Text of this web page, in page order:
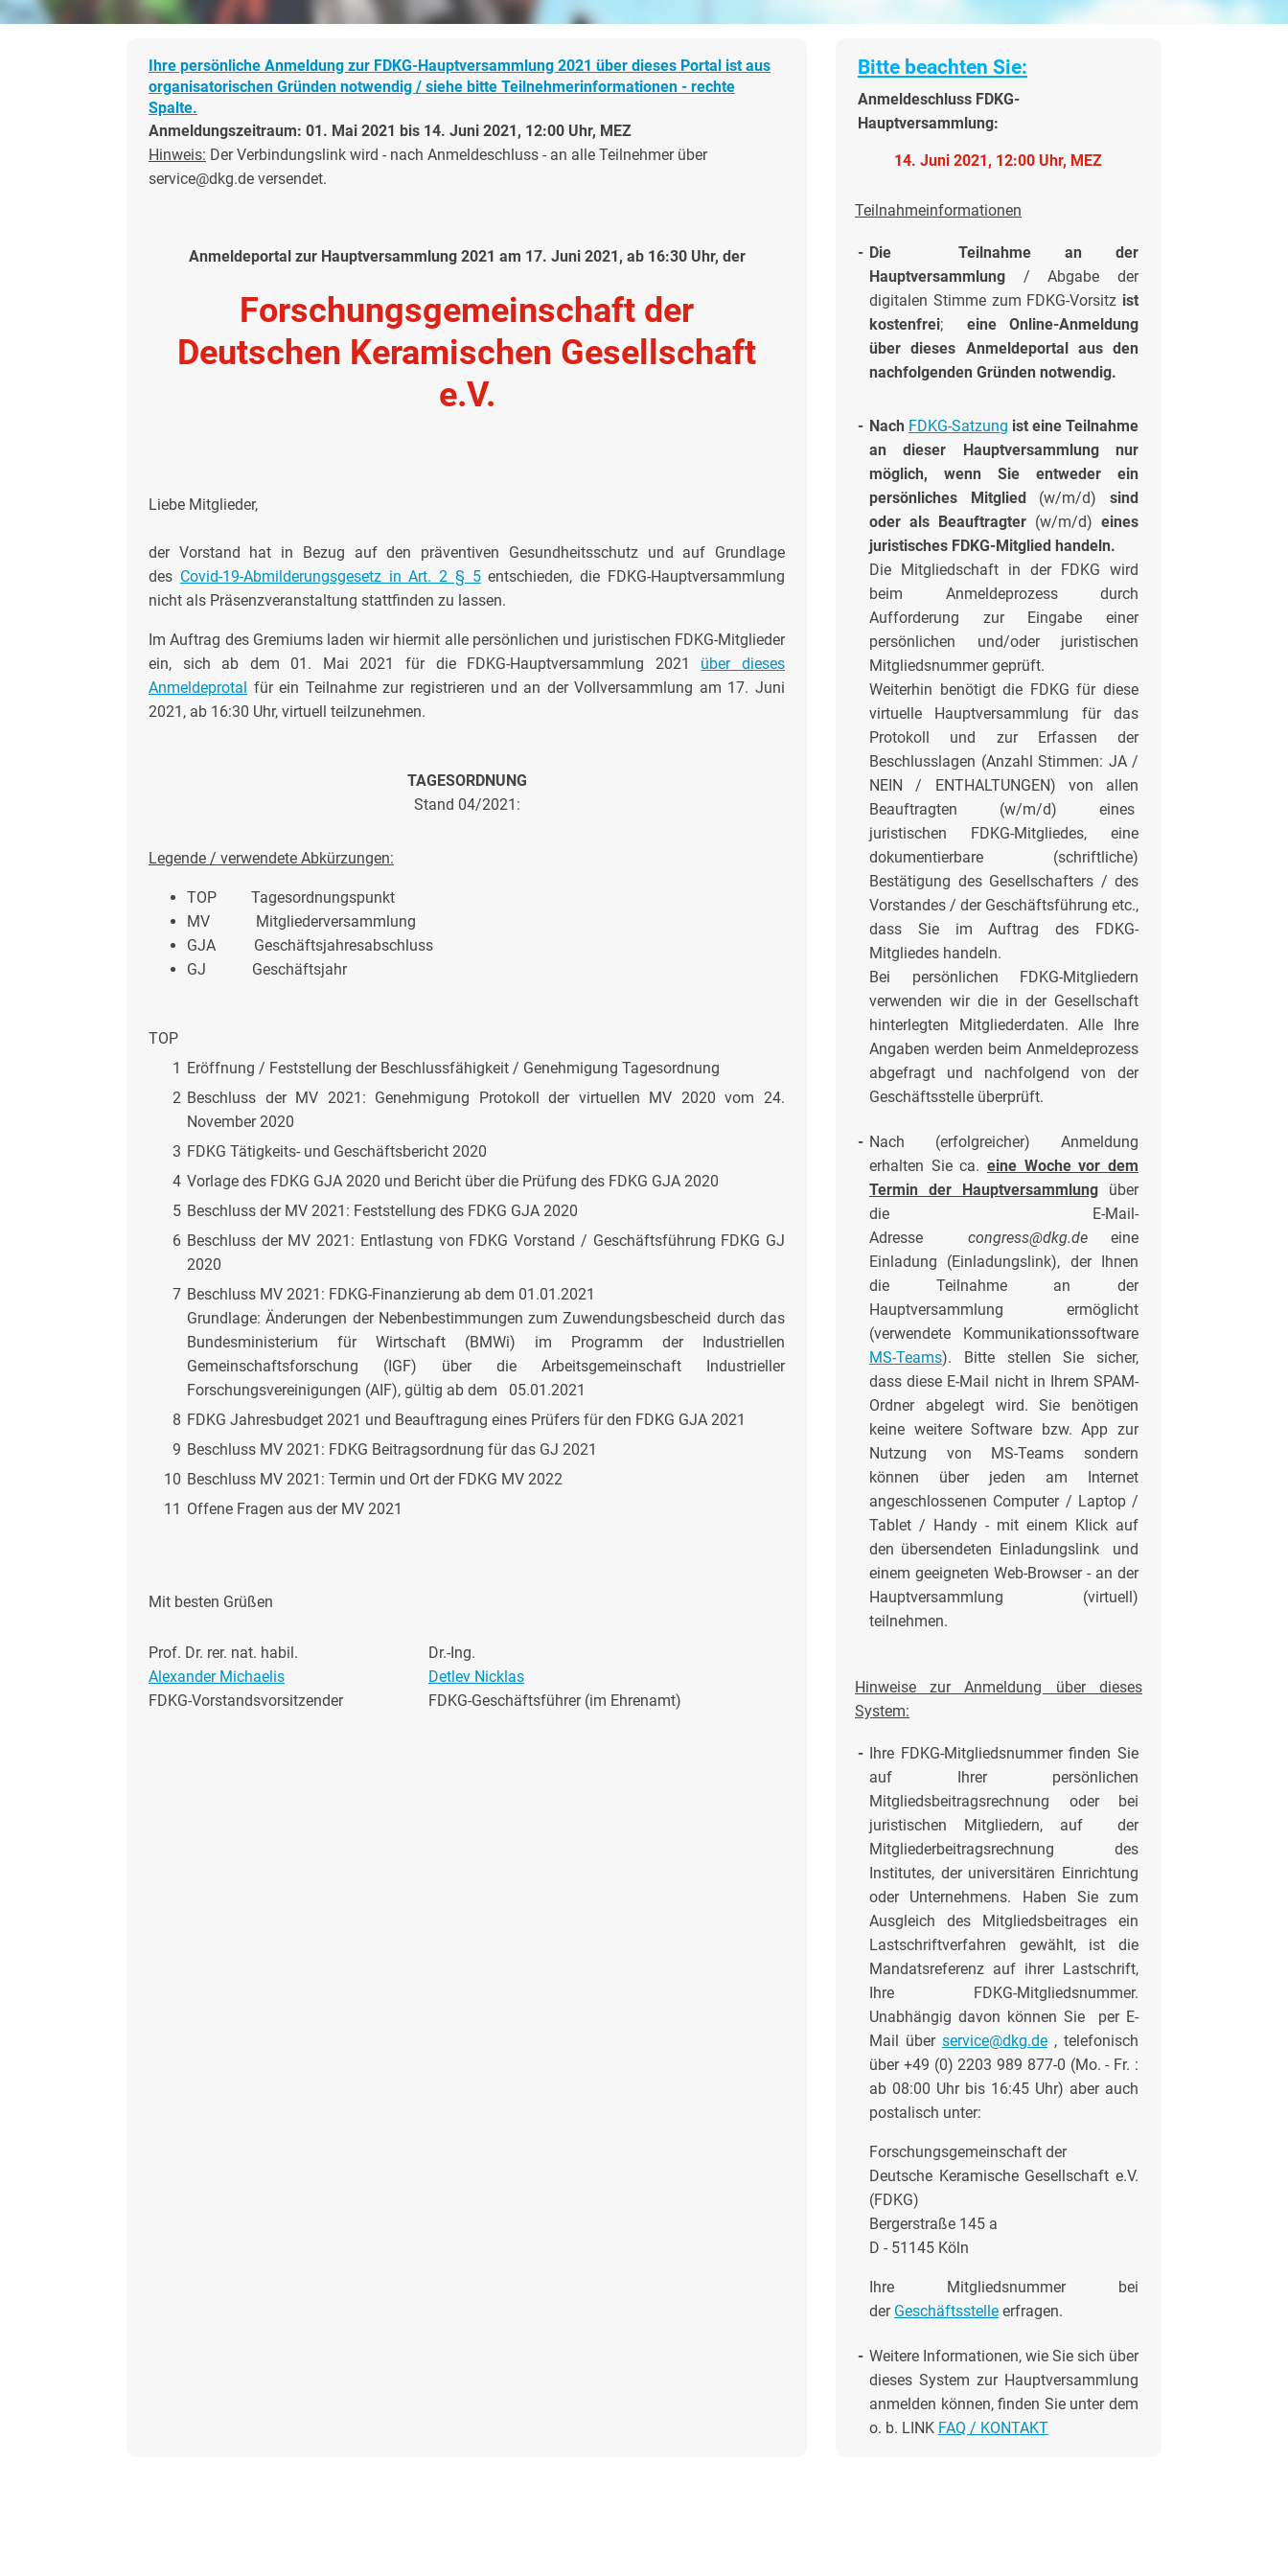
Ihre persönliche Anmeldung zur FDKG-Hauptversammlung 2021 über dieses Portal ist aus
organisatorischen Gründen notwendig / siehe bitte Teilnehmerinformationen - rechte
Spalte.
Anmeldungszeitraum: 01. Mai 2021 bis 14. Juni 2021, 12:00 Uhr, MEZ
Hinweis: Der Verbindungslink wird - nach Anmeldeschluss - an alle Teilnehmer über
service@dkg.de versendet.
Anmeldeportal zur Hauptversammlung 2021 am 17. Juni 2021, ab 16:30 Uhr, der
Forschungsgemeinschaft der
Deutschen Keramischen Gesellschaft
e.V.
Liebe Mitglieder,
der Vorstand hat in Bezug auf den präventiven Gesundheitsschutz und auf Grundlage
des Covid-19-Abmilderungsgesetz in Art. 2 § 5entschieden, die FDKG-Hauptversammlung
nicht als Präsenzveranstaltung stattfinden zu lassen.
Im Auftrag des Gremiums laden wir hiermit alle persönlichen und juristischen FDKG-Mitglieder
ein, sich ab dem 01. Mai 2021 für die FDKG-Hauptversammlung 2021 über dieses
Anmeldeprotal für ein Teilnahme zur registrieren und an der Vollversammlung am 17. Juni
2021, ab 16:30 Uhr, virtuell teilzunehmen.
TAGESORDNUNG
Stand 04/2021:
Legende / verwendete Abkürzungen:
TOP Tagesordnungspunkt
MV Mitgliederversammlung
GJA Geschäftsjahresabschluss
GJ Geschäftsjahr
TOP
1 Eröffnung / Feststellung der Beschlussfähigkeit / Genehmigung Tagesordnung
2 Beschluss der MV 2021: Genehmigung Protokoll der virtuellen MV 2020 vom 24.
November 2020
3 FDKG Tätigkeits- und Geschäftsbericht 2020
4 Vorlage des FDKG GJA 2020 und Bericht über die Prüfung des FDKG GJA 2020
5 Beschluss der MV 2021: Feststellung des FDKG GJA 2020
6 Beschluss der MV 2021: Entlastung von FDKG Vorstand / Geschäftsführung FDKG GJ
2020
7 Beschluss MV 2021: FDKG-Finanzierung ab dem 01.01.2021
Grundlage: Änderungen der Nebenbestimmungen zum Zuwendungsbescheid durch das
Bundesministerium für Wirtschaft (BMWi) im Programm der Industriellen
Gemeinschaftsforschung (IGF) über die Arbeitsgemeinschaft Industrieller
Forschungsvereinigungen (AIF), gültig ab dem 05.01.2021
8 FDKG Jahresbudget 2021 und Beauftragung eines Prüfers für den FDKG GJA 2021
9 Beschluss MV 2021: FDKG Beitragsordnung für das GJ 2021
10 Beschluss MV 2021: Termin und Ort der FDKG MV 2022
11 Offene Fragen aus der MV 2021
Mit besten Grüßen
Prof. Dr. rer. nat. habil.
Alexander Michaelis
FDKG-Vorstandsvorsitzender
Dr.-Ing.
Detlev Nicklas
FDKG-Geschäftsführer (im Ehrenamt)
Bitte beachten Sie:
Anmeldeschluss FDKG-
Hauptversammlung:
14. Juni 2021, 12:00 Uhr, MEZ
Teilnahmeinformationen
- Die Teilnahme an der
Hauptversammlung / Abgabe der
digitalen Stimme zum FDKG-Vorsitz ist
kostenfrei;eine Online-Anmeldung
über dieses Anmeldeportal aus den
nachfolgenden Gründen notwendig.
- Nach FDKG-Satzung ist eine Teilnahme
an dieser Hauptversammlung nur
möglich, wenn Sie entweder ein
persönliches Mitglied (w/m/d)sind
oder als Beauftragter (w/m/d) eines
juristisches FDKG-Mitglied handeln.
Die Mitgliedschaft in der FDKG wird
beim Anmeldeprozess durch
Aufforderung zur Eingabe einer
persönlichen und/oder juristischen
Mitgliedsnummer geprüft.
Weiterhin benötigt die FDKG für diese
virtuelle Hauptversammlung für das
Protokoll und zur Erfassen der
Beschlusslagen (Anzahl Stimmen: JA /
NEIN / ENTHALTUNGEN) von allen
Beauftragten (w/m/d) eines
juristischen FDKG-Mitgliedes, eine
dokumentierbare (schriftliche)
Bestätigung des Gesellschafters / des
Vorstandes / der Geschäftsführung etc.,
dass Sie im Auftrag des FDKG-
Mitgliedes handeln.
Bei persönlichen FDKG-Mitgliedern
verwenden wir die in der Gesellschaft
hinterlegten Mitgliederdaten. Alle Ihre
Angaben werden beim Anmeldeprozess
abgefragt und nachfolgend von der
Geschäftsstelle überprüft.
- Nach (erfolgreicher) Anmeldung
erhalten Sie ca. eine Woche vor dem
Termin der Hauptversammlung
über
die E-Mail-
Adressecongress@dkg.deeine
Einladung (Einladungslink), der Ihnen
die Teilnahme an der
Hauptversammlung ermöglicht
(verwendete Kommunikationssoftware
MS-Teams). Bitte stellen Sie sicher,
dass diese E-Mail nicht in Ihrem SPAM-
Ordner abgelegt wird. Sie benötigen
keine weitere Software bzw. App zur
Nutzung von MS-Teams sondern
können über jeden am Internet
angeschlossenen Computer / Laptop /
Tablet / Handy - mit einem Klick auf
den übersendeten Einladungslink und
einem geeigneten Web-Browser - an der
Hauptversammlung (virtuell)
teilnehmen.
Hinweise zur Anmeldung über dieses
System:
- Ihre FDKG-Mitgliedsnummer finden Sie
auf Ihrer persönlichen
Mitgliedsbeitragsrechnung oder bei
juristischen Mitgliedern, auf der
Mitgliederbeitragsrechnung des
Institutes, der universitären Einrichtung
oder Unternehmens. Haben Sie zum
Ausgleich des Mitgliedsbeitrages ein
Lastschriftverfahren gewählt, ist die
Mandatsreferenz auf ihrer Lastschrift,
Ihre FDKG-Mitgliedsnummer.
Unabhängig davon können Sie per E-
Mail über service@dkg.de , telefonisch
über +49 (0) 2203 989 877-0 (Mo. - Fr. :
ab 08:00 Uhr bis 16:45 Uhr) aber auch
postalisch unter:
Forschungsgemeinschaft der
Deutsche Keramische Gesellschaft e.V.
(FDKG)
Bergerstraße 145 a
D - 51145 Köln
Ihre Mitgliedsnummer bei
der Geschäftsstelle erfragen.
- Weitere Informationen, wie Sie sich über
dieses System zur Hauptversammlung
anmelden können, finden Sie unter dem
o. b. LINK FAQ / KONTAKT